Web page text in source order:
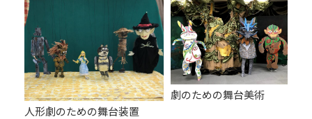
人形劇のための舞台装置
劇のための舞台美術